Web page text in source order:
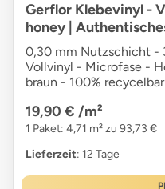
Gerflor Klebevinyl -
honey |
0,30 mm Nutzschicht -
Vollvinyl - Microfase -
braun - 100%
19,90 € /m²
1 Paket: 4,71 m² zu 93,73 €
Lieferzeit: 12 Tage